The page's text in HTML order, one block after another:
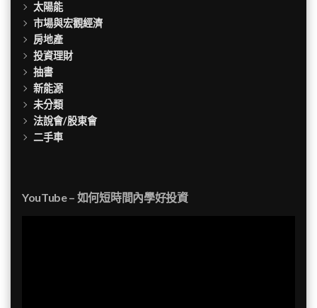
太陽能
市場與宏觀經濟
房地產
投資理財
抽書
新能源
未分類
法說會/股東會
二手車
YouTube – 如何短時間內學好投資